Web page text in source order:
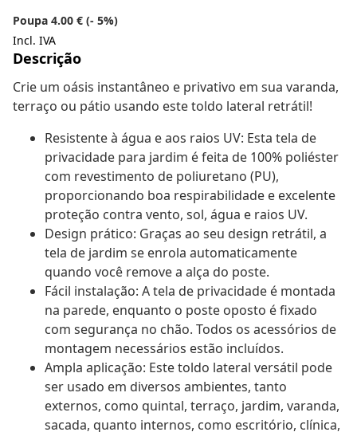
Poupa 4.00 € (- 5%)
Incl. IVA
Descrição
Crie um oásis instantâneo e privativo em sua varanda,
terraço ou pátio usando este toldo lateral retrátil!
Resistente à água e aos raios UV: Esta tela de
privacidade para jardim é feita de 100% poliéster
com revestimento de poliuretano (PU),
proporcionando boa respirabilidade e excelente
proteção contra vento, sol, água e raios UV.
Design prático: Graças ao seu design retrátil, a
tela de jardim se enrola automaticamente
quando você remove a alça do poste.
Fácil instalação: A tela de privacidade é montada
na parede, enquanto o poste oposto é fixado
com segurança no chão. Todos os acessórios de
montagem necessários estão incluídos.
Ampla aplicação: Este toldo lateral versátil pode
ser usado em diversos ambientes, tanto
externos, como quintal, terraço, jardim, varanda,
sacada, quanto internos, como escritório, clínica,